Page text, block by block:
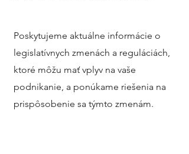
Poskytujeme aktuálne informácie o
legislatívnych zmenách a reguláciách,
ktoré môžu mať vplyv na vaše
podnikanie, a ponúkame riešenia na
prispôsobenie sa týmto zmenám.